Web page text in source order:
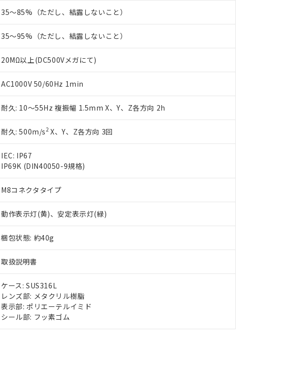
35～85%（ただし、結露しないこと）
35～95%（ただし、結露しないこと）
20MΩ以上(DC500Vメガにて)
AC1000V 50/60Hz 1min
耐久: 10～55Hz 複振幅 1.5mm X、Y、Z各方向 2h
耐久: 500m/s2X、Y、Z各方向 3回
IEC: IP67
IP69K (DIN40050-9規格)
M8コネクタタイプ
動作表示灯(黄)、安定表示灯(緑)
梱包状態: 約40g
取扱説明書
ケース: SUS316L
レンズ部: メタクリル樹脂
表示部: ポリエーテルイミド
シール部: フッ素ゴム
オムロン制御機器販売店や当社販売拠点は「
在庫状況および標準価格結果を当社の事前の承諾なく第三者に漏洩または開示
す。
マイパーツ機能（部品リスト作成サービス）をご利用いただくには、I-Webメ
ている必要があります。
が、当社の製品・サービスに関するお客様との取引・商談に必要な範囲で利用
さい。
いる法人を指します。
※2 対応予定月
部品在庫の切り替え状況などにより、予定月が前後することがあります。
※3 非含有証明書ダウンロード
下記の非含有証明書をダウンロードすることができます。
EU RoHS指令（10物質）の非含有証明書
51物質の非含有証明書（当社基準）
※本証明書は発行日時点で非含有を証明するもので、過去に遡って非含有を証明する
また、RoHS指令のフタル酸エステル類４物質の対応では、対応完了までの期間は
混在することから備考欄に対応日を記載しておりました。
既に当社にて対応品への在庫切替を完了していることから、特段のことがない限り
※2 環境保護使用期限
「ｅ」：有害物質（10物質）のすべてが基準値以下であることを示します。
「10」：通常の使用状況下において有害物質が外部に漏えいし、環境に深刻な影響
味します。
「－」：未確認です。当社販売部門へお問い合わせください。
当社は、貴社製品を第三者に販売する場合は、上記1、2および3の内容を当該
また当社は、販売先および販売に係わる関係者が違法に輸出するおそれがある
たしません。
機器販売店・当社販売員にご確認ください)
空
白
受注生産機種、また在庫状況の情報を公開していない機種